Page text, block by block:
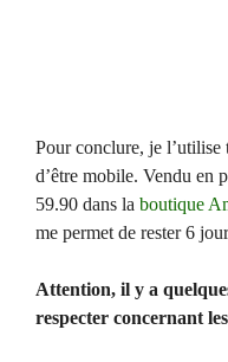
Pour conclure, je l’utilise
d’être mobile. Vendu en
59.90 dans la boutique
me permet de rester 6
Attention, il y a
respecter concernant